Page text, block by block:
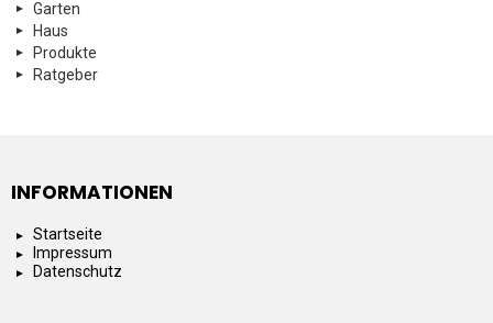
Garten
Haus
Produkte
Ratgeber
INFORMATIONEN
Startseite
Impressum
Datenschutz